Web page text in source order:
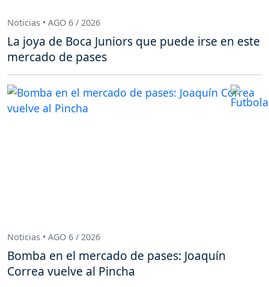
Noticias • AGO 6 / 2026
La joya de Boca Juniors que puede irse en este
mercado de pases
Noticias • AGO 6 / 2026
Bomba en el mercado de pases: Joaquín
Correa vuelve al Pincha